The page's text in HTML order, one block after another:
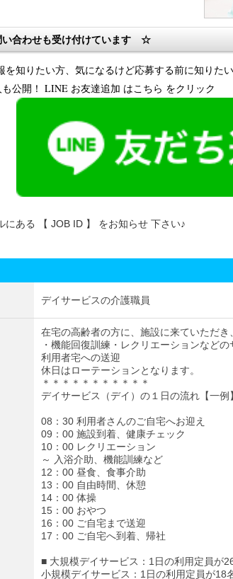
合わせも受け付けています ☆
を知りたい方、気になるけど応募する前に知りた
公開！ LINE お友達追加 はこちら をクリック
にある 【 JOB ID 】 をお知らせ 下さい♪
デイサービスの介護職員
在宅の高齢者の方に、施設に来ていただ
・機能回復訓練・レクリエーションなどの
利用者宅への送迎
休日はローテーションとなります。
＊＊＊＊＊＊＊＊＊＊＊
デイサービス（デイ）の１日の流れ【一例】
08：30 利用者さんのご自宅へお迎え
09：00 施設到着、健康チェック
10：00 レクリエーション
～ 入浴介助、機能訓練など
12：00 昼食、食事介助
13：00 自由時間、休憩
14：00 体操
15：00 おやつ
16：00 ご自宅まで送迎
17：00 ご自宅へ到着、帰社
■ 大規模デイサービス：1日の利用定員が
小規模デイサービス：1日の利用定員が18